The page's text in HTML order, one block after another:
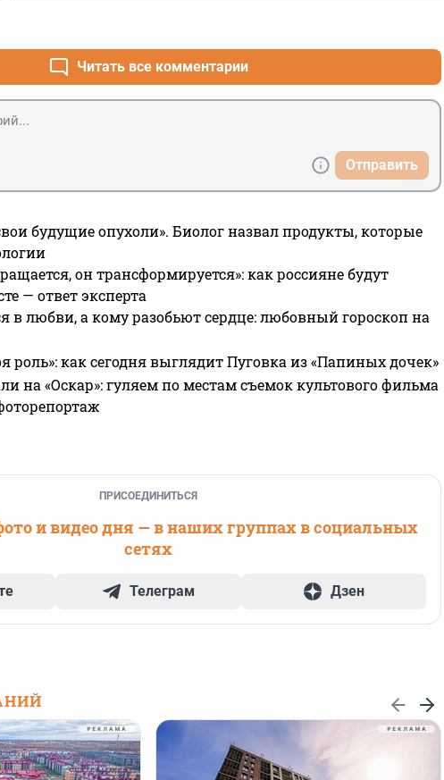
Читать все комментарии
Отправить
будущие опухоли». Биолог назвал продукты, которые
он трансформируется»: как россияне будут
— ответ эксперта
в любви, а кому разобьют сердце: любовный гороскоп на
роль»: как сегодня выглядит Пуговка из «Папиных дочек»
на «Оскар»: гуляем по местам съемок культового фильма
ПРИСОЕДИНИТЬСЯ
и видео дня — в наших группах в социальных
сетях
Телеграм Дзен